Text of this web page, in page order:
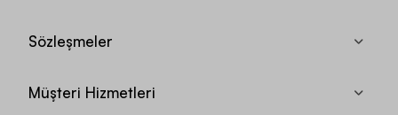
Sözleşmeler
Müşteri Hizmetleri